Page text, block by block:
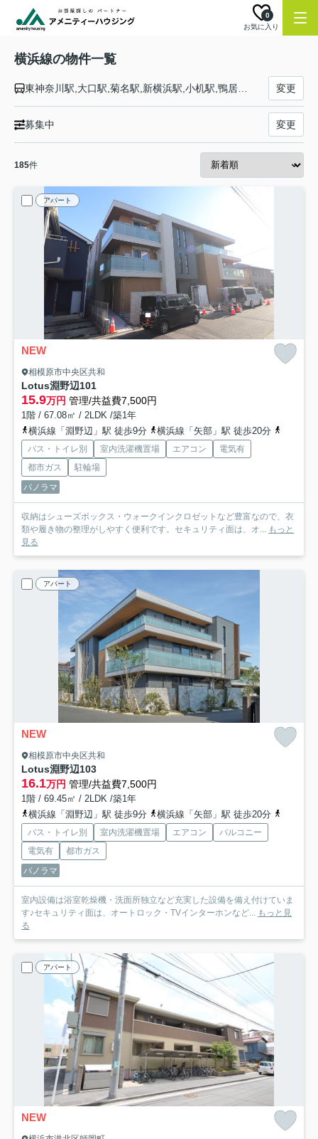
お気に入り
0
横浜線の物件一覧
変更
募集中 変更
185件
アパート
NEW
相模原市中央区共和
Lotus淵野辺101
15.9万円 管理/共益費7,500円
1階 / 67.08㎡ / 2LDK /築1年
横浜線「淵野辺」駅 徒歩9分
横浜線「矢部」駅 徒歩20分
バス・トイレ別 室内洗濯機置場 エアコン
電気有
都市ガス
駐輪場
パノラマ
収納はシューズボックス・ウォークインクロゼットなど豊富なので、衣
類や履き物の整理がしやすく便利です。セキュリティ面は、オ... もっと
見る
アパート
NEW
相模原市中央区共和
Lotus淵野辺103
16.1万円 管理/共益費7,500円
1階 / 69.45㎡ / 2LDK /築1年
横浜線「淵野辺」駅 徒歩9分
横浜線「矢部」駅 徒歩20分
バス・トイレ別 室内洗濯機置場 エアコン
バルコニー
電気有
都市ガス
パノラマ
室内設備は浴室乾燥機・洗面所独立など充実した設備を備え付けていま
す♪セキュリティ面は、オートロック・TVインターホンなど... もっと見
る
アパート
NEW